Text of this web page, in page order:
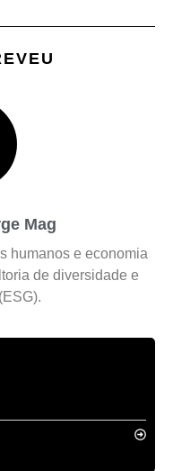
Mag
humanos e economia
de diversidade e